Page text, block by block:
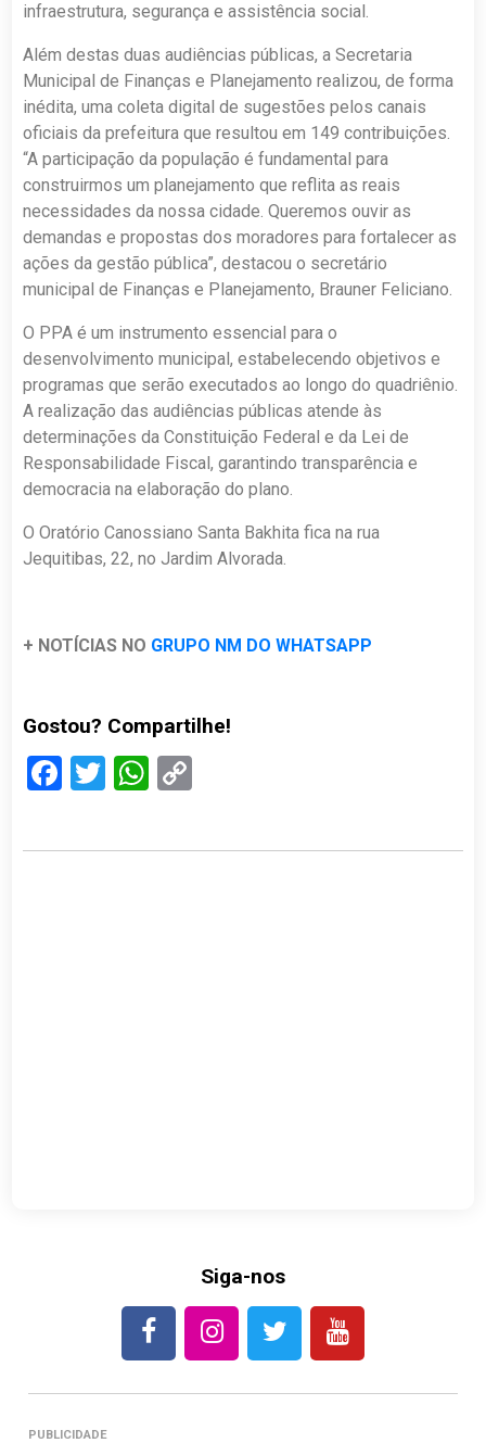
infraestrutura, segurança e assistência social.
Além destas duas audiências públicas, a Secretaria
Municipal de Finanças e Planejamento realizou, de forma
inédita, uma coleta digital de sugestões pelos canais
oficiais da prefeitura que resultou em 149 contribuições.
“A participação da população é fundamental para
construirmos um planejamento que reflita as reais
necessidades da nossa cidade. Queremos ouvir as
demandas e propostas dos moradores para fortalecer as
ações da gestão pública”, destacou o secretário
municipal de Finanças e Planejamento, Brauner Feliciano.
O PPA é um instrumento essencial para o
desenvolvimento municipal, estabelecendo objetivos e
programas que serão executados ao longo do quadriênio.
A realização das audiências públicas atende às
determinações da Constituição Federal e da Lei de
Responsabilidade Fiscal, garantindo transparência e
democracia na elaboração do plano.
O Oratório Canossiano Santa Bakhita fica na rua
Jequitibas, 22, no Jardim Alvorada.
+ NOTÍCIAS NO GRUPO NM DO WHATSAPP
Gostou? Compartilhe!
Facebook
TwitterWhatsApp
Siga-nos
PUBLICIDADE